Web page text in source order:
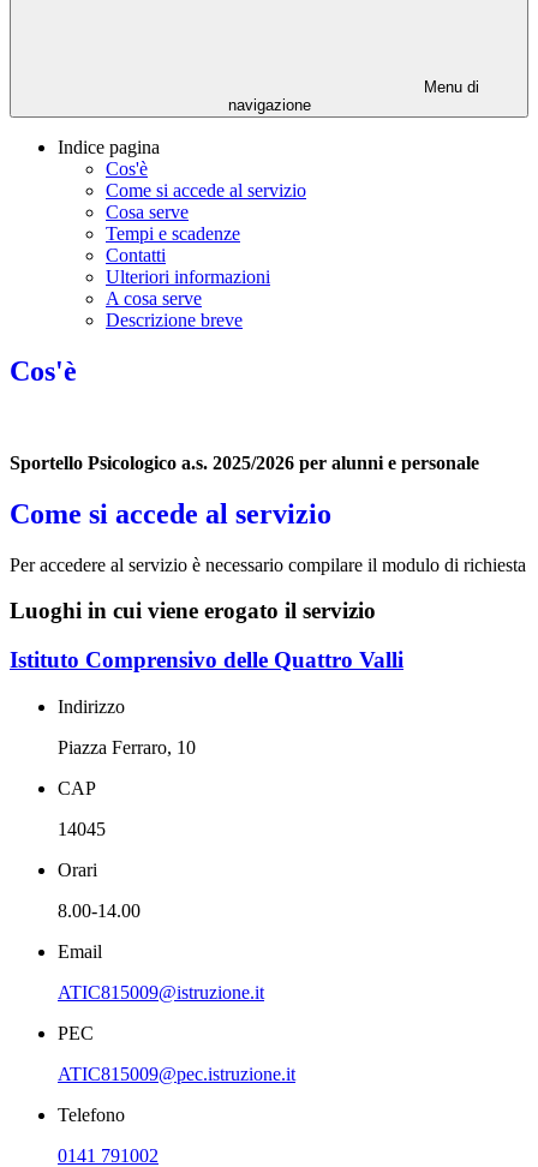
Menu di
navigazione
Indice pagina
Cos'è
Come si accede al servizio
Cosa serve
Tempi e scadenze
Contatti
Ulteriori informazioni
A cosa serve
Descrizione breve
Cos'è
Sportello Psicologico a.s. 2025/2026 per alunni e personale
Come si accede al servizio
Per accedere al servizio è necessario compilare il modulo di richiesta
Luoghi in cui viene erogato il servizio
Istituto Comprensivo delle Quattro Valli
Indirizzo
Piazza Ferraro, 10
CAP
14045
Orari
8.00-14.00
Email
ATIC815009@istruzione.it
PEC
ATIC815009@pec.istruzione.it
Telefono
0141 791002